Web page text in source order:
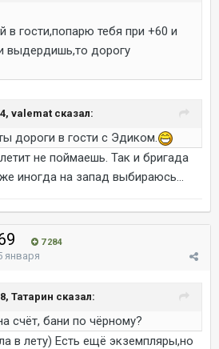
в гости,попарю тебя при +60 и
выдердишь,то дорогу
valemat сказал:
дороги в гости с Эдиком.
не поймаешь. Так и бригада
иногда на запад выбираюсь...
7 284
января
Татарин сказал:
счёт, бани по чёрному?
в лету) Есть ещё экземпляры,но